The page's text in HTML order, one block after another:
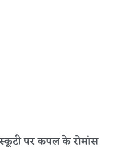
पर कपल के रोमांस